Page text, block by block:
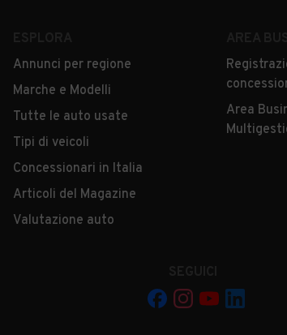
Annunci per regione
Marche e Modelli
Tutte le auto usate
Tipi di veicoli
Concessionari in Italia
Articoli del Magazine
Valutazione auto
Area